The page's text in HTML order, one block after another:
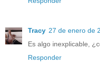
Tracy 27 de enero de
Es algo inexplicable,
Responder